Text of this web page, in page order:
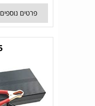
פרטים נוספים